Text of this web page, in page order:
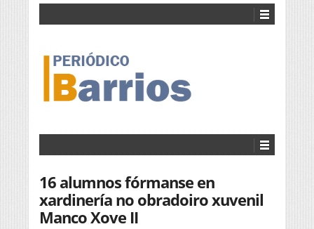
16 alumnos fórmanse en
xardinería no obradoiro xuvenil
Manco Xove II